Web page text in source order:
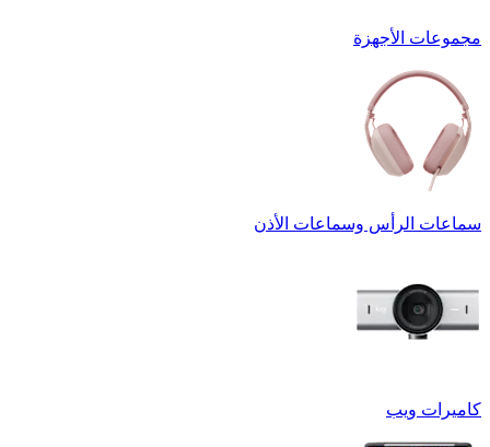
مجموعات الأجهزة
سماعات الرأس وسماعات الأذن
كاميرات ويب